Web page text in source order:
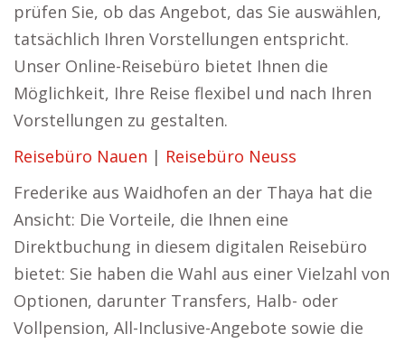
prüfen Sie, ob das Angebot, das Sie auswählen,
tatsächlich Ihren Vorstellungen entspricht.
Unser Online-Reisebüro bietet Ihnen die
Möglichkeit, Ihre Reise flexibel und nach Ihren
Vorstellungen zu gestalten.
Reisebüro Nauen | Reisebüro Neuss
Frederike aus Waidhofen an der Thaya hat die
Ansicht: Die Vorteile, die Ihnen eine
Direktbuchung in diesem digitalen Reisebüro
bietet: Sie haben die Wahl aus einer Vielzahl von
Optionen, darunter Transfers, Halb- oder
Vollpension, All-Inclusive-Angebote sowie die